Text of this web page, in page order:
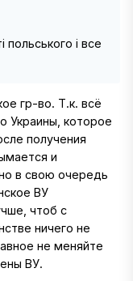
польського і все
гр-во. Т.к. всё
Украины, которое
получения
и
в свою очередь
ВУ
чтоб с
ничего не
не меняйте
ВУ.